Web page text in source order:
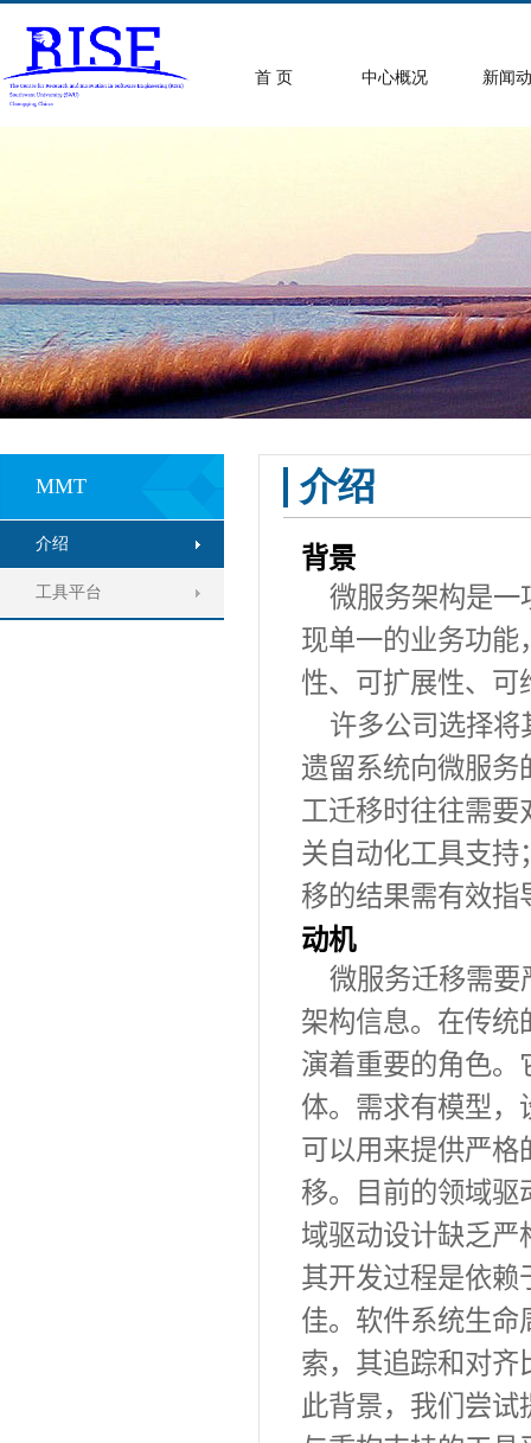
首 页 中心概况 新闻
MMT
介绍
工具平台
介绍
背景
微服务架构是一
现单一的业务功能
性、可扩展性、可
许多公司选择将
遗留系统向微服务
工迁移时往往需
关自动化工具支持
移的结果需有效指
动机
微服务迁移需要
架构信息。在传统
演着重要的角色。
体。需求有模型，
可以用来提供严格
移。目前的领域驱
域驱动设计缺乏严
其开发过程是依赖
佳。软件系统生命
索，其追踪和对齐
此背景，我们尝